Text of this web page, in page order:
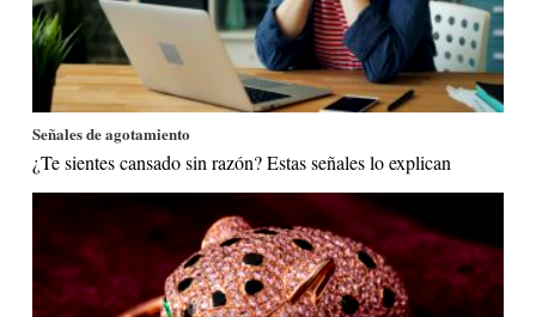
Señales de agotamiento
¿Te sientes cansado sin razón? Estas señales lo explican